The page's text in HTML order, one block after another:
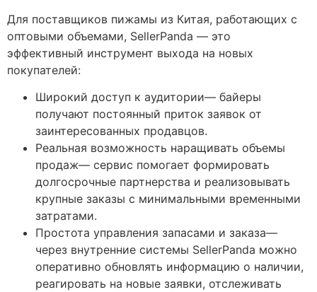
Для поставщиков пижамы из Китая, работающих с
оптовыми объемами, SellerPanda — это
эффективный инструмент выхода на новых
покупателей:
Широкий доступ к аудитории— байеры
получают постоянный приток заявок от
заинтересованных продавцов.
Реальная возможность наращивать объемы
продаж— сервис помогает формировать
долгосрочные партнерства и реализовывать
крупные заказы с минимальными временными
затратами.
Простота управления запасами и заказа—
через внутренние системы SellerPanda можно
оперативно обновлять информацию о наличии,
реагировать на новые заявки, отслеживать